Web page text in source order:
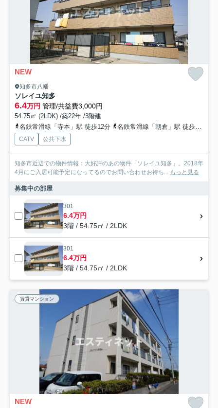
NEW
知多市八幡
ソレイユ知多
6.4万円 管理/共益費3,000円
54.75㎡ (2LDK) /築22年 /3階建
名鉄常滑線「寺本」駅 徒歩12分
名鉄常滑線「朝倉」駅 徒歩13分
CATV 公共下水
知多市近辺での物件情報：大好評のあの物件「ソレイユ知多」。2018年
4月にご入居可能予定になってるのでお問い合わせお待ち... もっと見る
募集中の部屋
301
6.4万円
3階 / 54.75㎡ / 2LDK
301
6.4万円
3階 / 54.75㎡ / 2LDK
賃貸マンション
NEW